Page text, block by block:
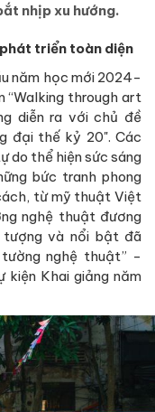
nhịp xu hướng.
triển toàn diện
năm học mới 2024-
“Walking through art
diễn ra với chủ đề
đại thế kỷ 20". Các
do thể hiện sức sáng
bức tranh phong
từ mỹ thuật Việt
nghệ thuật đương
tượng và nổi bật đã
nghệ thuật” -
Khai giảng năm